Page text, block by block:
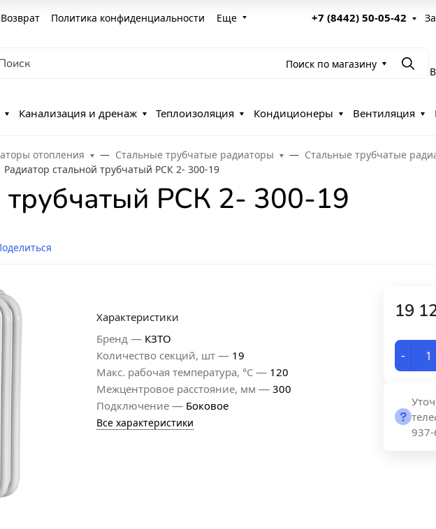
Возврат Политика конфиденциальности Еще +7 (8442) 50-05-42
Поиск по магазину
Канализация и дренаж Теплоизоляция Кондиционеры Вентиляция
отопления Стальные трубчатые радиаторы
Стальные трубчатые
Радиатор стальной трубчатый РСК 2- 300-19
трубчатый РСК 2- 300-19
Характеристики
Бренд — КЗТО
Количество секций, шт — 19
Макс. рабочая температура, °С — 120
Межцентровое расстояние, мм — 300
Подключение — Боковое
Все характеристики
19
-